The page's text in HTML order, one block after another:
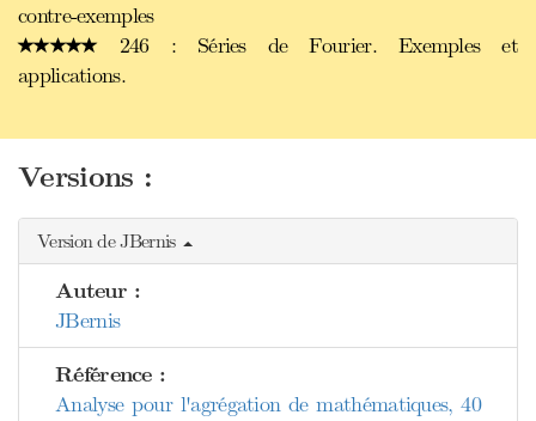
contre-exemples
246 : Séries de Fourier. Exemples et
applications.
Versions :
Version de JBernis
Auteur :
JBernis
Référence :
Analyse pour l'agrégation de mathématiques, 40